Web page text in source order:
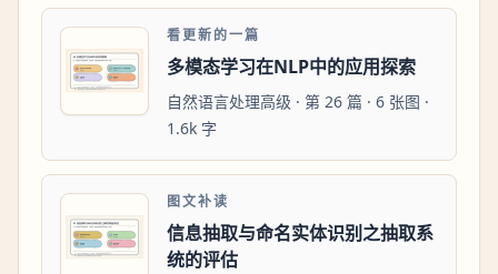
看更新的一篇
多模态学习在NLP中的应用探索
自然语言处理高级 · 第 26 篇 · 6 张图 ·
1.6k 字
图文补读
信息抽取与命名实体识别之抽取系
统的评估